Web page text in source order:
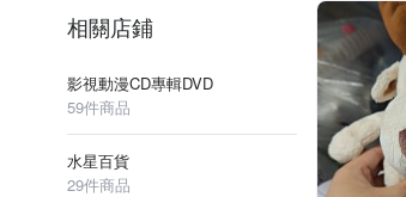
相關店鋪
影視動漫CD專輯DVD
59件商品
水星百貨
29件商品